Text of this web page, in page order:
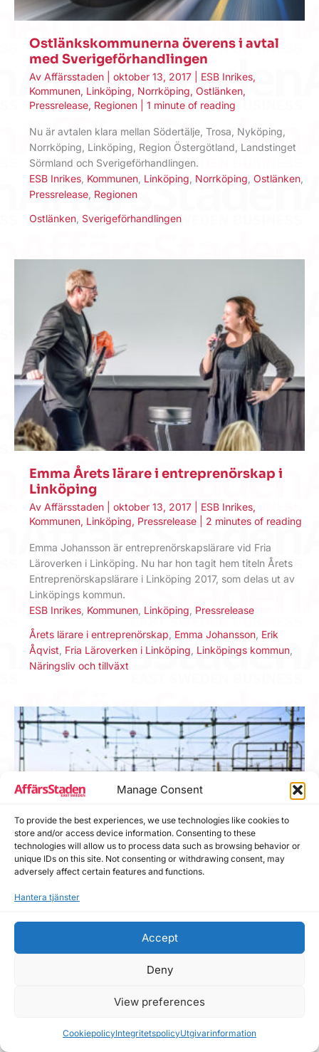
Manage Consent
To provide the best experiences, we use technologies like cookies to
store and/or access device information. Consenting to these
technologies will allow us to process data such as browsing behavior or
unique IDs on this site. Not consenting or withdrawing consent, may
adversely affect certain features and functions.
Hantera tjänster
Accept
Deny
View preferences
CookiepolicyIntegritetspolicyUtgivarinformation
Ostlänkskommunerna överens i avtal
med Sverigeförhandlingen
Av Affärsstaden oktober 13, 2017 ESB Inrikes,
Kommunen, Linköping, Norrköping, Ostlänken,
Pressrelease, Regionen 1 minute of reading
Nu är avtalen klara mellan Södertälje, Trosa, Nyköping,
Norrköping, Linköping, Region Östergötland, Landstinget
Sörmland och Sverigeförhandlingen.
ESB Inrikes, Kommunen, Linköping, Norrköping, Ostlänken,
Pressrelease, Regionen
Ostlänken Sverigeförhandlingen
Emma Årets lärare i entreprenörskap i
Linköping
Av Affärsstaden oktober 13, 2017 ESB Inrikes,
Kommunen, Linköping, Pressrelease 2 minutes of reading
Emma Johansson är entreprenörskapslärare vid Fria
Läroverken i Linköping. Nu har hon tagit hem titeln Årets
Entreprenörskapslärare i Linköping 2017, som delas ut av
Linköpings kommun.
ESB Inrikes, Kommunen, Linköping, Pressrelease
Årets lärare i entreprenörskap Emma Johansson Erik
Åqvist Fria Läroverken i Linköping Linköpings kommun
Näringsliv och tillväxt
Spanska Rover Alcisa bygger
AvAffärsstaden|september 15, 2017|ESB Inrikes,
Ostlänken
Nu har besked kommit om tilldelning för projekt
anläggningsentreprenaden för byggnation av